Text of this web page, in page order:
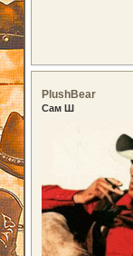
PlushBear
Сам Ш